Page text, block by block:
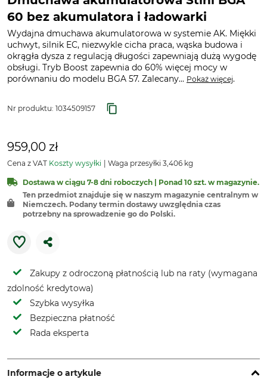
60 bez akumulatora i ładowarki
Wydajna dmuchawa akumulatorowa w systemie AK. Miękki
uchwyt, silnik EC, niezwykle cicha praca, wąska budowa i
okrągła dysza z regulacją długości zapewniają dużą wygodę
obsługi. Tryb Boost zapewnia do 60% więcej mocy w
porównaniu do modelu BGA 57. Zalecany... Pokaż więcej.
Nr produktu: 1034509157
959,00 zł
Cena z VAT Koszty wysyłki Waga przesyłki 3,406 kg
Dostawa w ciągu 7-8 dni roboczych | Ponad 10 szt. w magazynie.
Ten przedmiot znajduje się w naszym magazynie centralnym w
Niemczech. Podany termin dostawy uwzględnia czas
potrzebny na sprowadzenie go do Polski.
Zakupy z odroczoną płatnością lub na raty (wymagana
zdolność kredytowa)
Szybka wysyłka
Bezpieczna płatność
Rada eksperta
Informacje o artykule